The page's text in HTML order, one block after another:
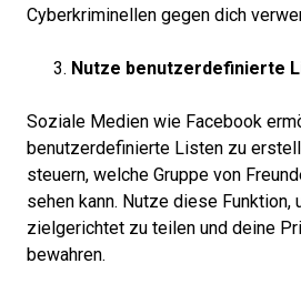
Cyberkriminellen gegen dich
Nutze benutzerdefinierte
Soziale Medien wie Facebook
benutzerdefinierte Listen zu
steuern, welche Gruppe von
sehen kann. Nutze diese Funktion,
zielgerichtet zu teilen und deine
bewahren.